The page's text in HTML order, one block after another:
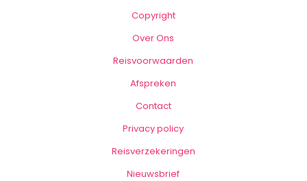
Copyright
Over Ons
Reisvoorwaarden
Afspreken
Contact
Privacy policy
Reisverzekeringen
Nieuwsbrief